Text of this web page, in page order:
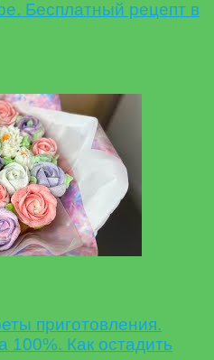
Бесплатный рецепт в
приготовления.
100%. Как остадить